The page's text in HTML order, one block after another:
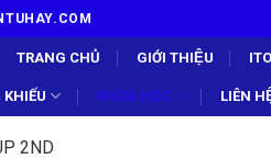
TRANG CHỦ GIỚI THIỆU
KHIẾU KHÓA HỌC LIÊN
2ND